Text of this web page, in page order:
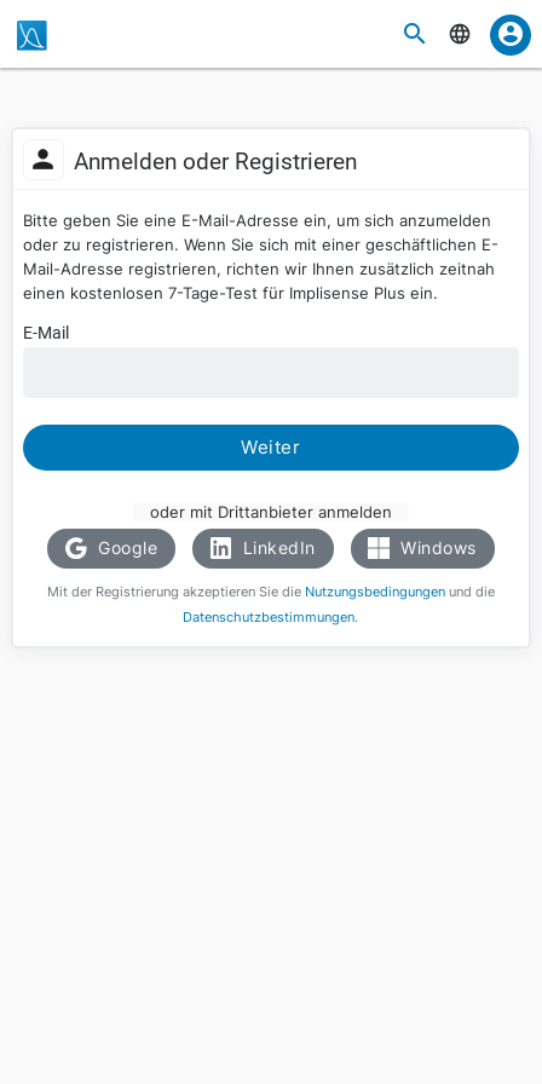
Anmelden oder Registrieren
Bitte geben Sie eine E-Mail-Adresse ein, um sich anzumelden
oder zu registrieren. Wenn Sie sich mit einer geschäftlichen E-
Mail-Adresse registrieren, richten wir Ihnen zusätzlich zeitnah
einen kostenlosen 7-Tage-Test für Implisense Plus ein.
E-Mail
Weiter
oder mit Drittanbieter anmelden
Google LinkedIn Windows
Mit der Registrierung akzeptieren Sie die Nutzungsbedingungenund die
Datenschutzbestimmungen.